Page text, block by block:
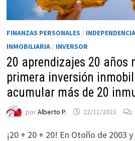
FINANZAS PERSONALES /
INMOBILIARIA/ INVERSOR
20 aprendizajes 20 años
primera inversión
acumular más de 20
porAlberto P. 22/11/2023
¡20 + 20 + 20! En Otoño de 2003
Necesarias
Estas
son
Son